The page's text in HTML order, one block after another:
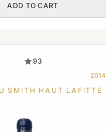
ADD TO CART
93
2014
SMITH HAUT LAFITTE